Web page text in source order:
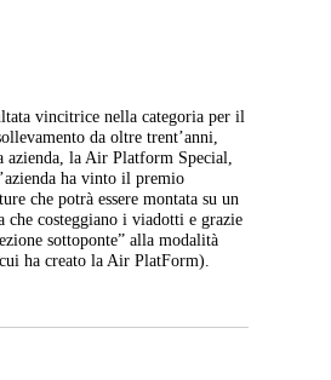
vincitrice nella categoria per il
da oltre trent’anni,
la Air Platform Special,
ha vinto il premio
che potrà essere montata su un
costeggiano i viadotti e grazie
sottoponte” alla modalità
ha creato la Air PlatForm).